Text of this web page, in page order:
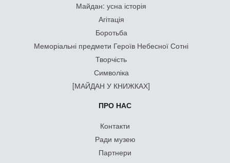
Майдан: усна історія
Агітація
Боротьба
Меморіальні предмети Героїв Небесної Сотні
Творчість
Символіка
[МАЙДАН У КНИЖКАХ]
ПРО НАС
Контакти
Ради музею
Партнери